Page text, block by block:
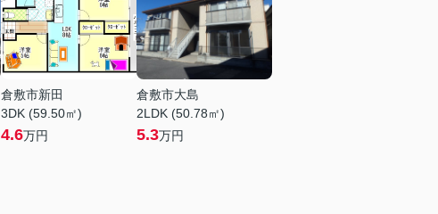
倉敷市新田
3DK (59.50㎡)
4.6万円
倉敷市大島
2LDK (50.78㎡)
5.3万円